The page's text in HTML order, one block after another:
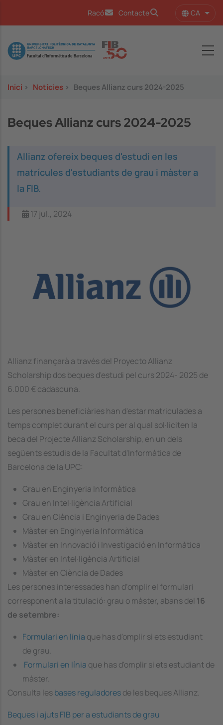
Racó Contacte CA
Image
Inici > Notícies > Beques Allianz curs 2024-2025
Beques Allianz curs 2024-2025
Allianz ofereix beques d'estudi en les
matrícules d'estudiants de grau i màster a
la FIB.
17 jul., 2024
Allianz finançarà a través del Proyecto Allianz
Scholarshipdos beques d'estudi pel curs 2024- 2025 de
6.000 € cadascuna.
Les persones beneficiàries han d'estar matriculades a
temps complet durant el curs per al qual sol·liciten la
beca del Projecte Allianz Scholarship, en un dels
següents estudis de la Facultat d'Informàtica de
Barcelona de la UPC:
Grau en Enginyeria Informàtica
Grau en Intel·ligència Artificial
Grau en Ciència i Enginyeria de Dades
Màster en Enginyeria Informàtica
Màster en Innovació i Investigació en Informàtica
Màster en Intel·ligència Artificial
Màster en Ciència de Dades
Les persones interessades han d’omplir el formulari
corresponent a la titulació: grau o màster, abans del 16
de setembre:
Formulari en línia que has d'omplir si ets estudiant
de grau.
Formulari en línia que has d'omplir si ets estudiant de
màster.
Consulta lesbases reguladoresde les beques Allianz.
Beques i ajuts FIB per a estudiants de grau